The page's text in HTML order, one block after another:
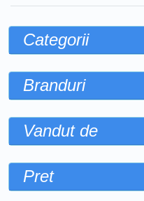
Categorii
Branduri
Vandut de
Pret